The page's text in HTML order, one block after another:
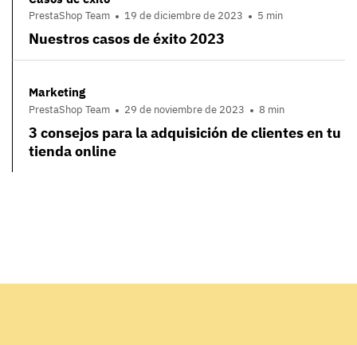
PrestaShop Team 19 de diciembre de 2023 5 min
Nuestros casos de éxito 2023
Marketing
PrestaShop Team 29 de noviembre de 2023 8 min
3 consejos para la adquisición de clientes en tu
tienda online